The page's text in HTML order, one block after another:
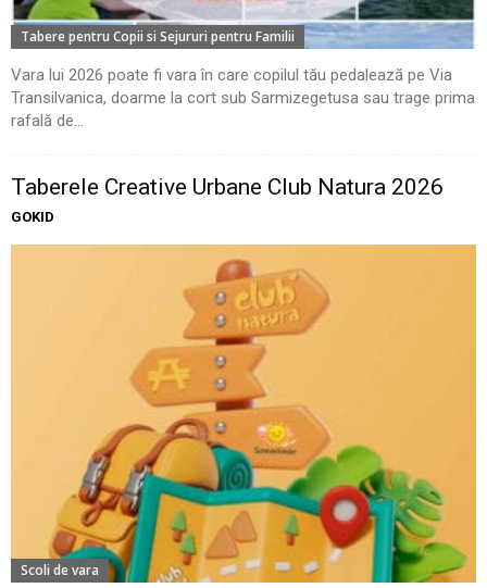
Tabere pentru Copii si Sejururi pentru Familii
Vara lui 2026 poate fi vara în care copilul tău pedalează pe Via
Transilvanica, doarme la cort sub Sarmizegetusa sau trage prima
rafală de...
Taberele Creative Urbane Club Natura 2026
GOKID
Scoli de vara